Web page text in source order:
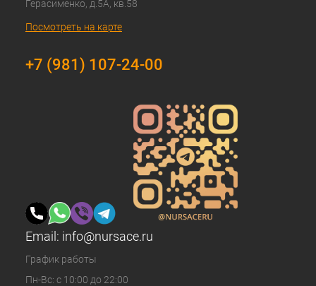
Герасименко, д.5А, кв.58
Посмотреть на карте
+7 (981) 107-24-00
Email: info@nursace.ru
График работы
Пн-Вс: с 10:00 до 22:00